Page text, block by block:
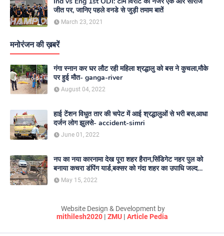
जीत पर, जानिए पहले वनडे से जुड़ी तमाम बातें
March 23, 2021
मनोरंजन की ख़बरें
गंगा स्नान कर घर लौट रही महिला श्रद्धालु को बस ने कुचला,मौके
पर हुई मौत- ganga-river
August 04, 2022
हाई टेंशन विधुत तार की चपेट में आई श्रद्धालुओं से भरी बस,आधा
दर्जन लोग झुलसे- accident-simri
June 01, 2022
नप का नया कारनामा देख पूरा शहर हैरान,सिंडिगेट नहर पुल को
बनाया कचरा डंपिंग यार्ड,बक्सर को गंदा शहर का उपाधि जल्द
दिलाएगा नगर परिषद- nagar-parishad
May 15, 2022
Website Design & Development by
mithilesh2020| ZMU| Article Pedia